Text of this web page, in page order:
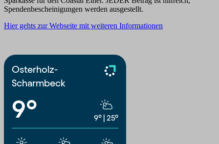
Spendenbescheinigungen werden ausgestellt.
Hier gehts zur Webseite mit weiteren Informationen
Osterholz-
Scharmbeck
9° 9° 25°